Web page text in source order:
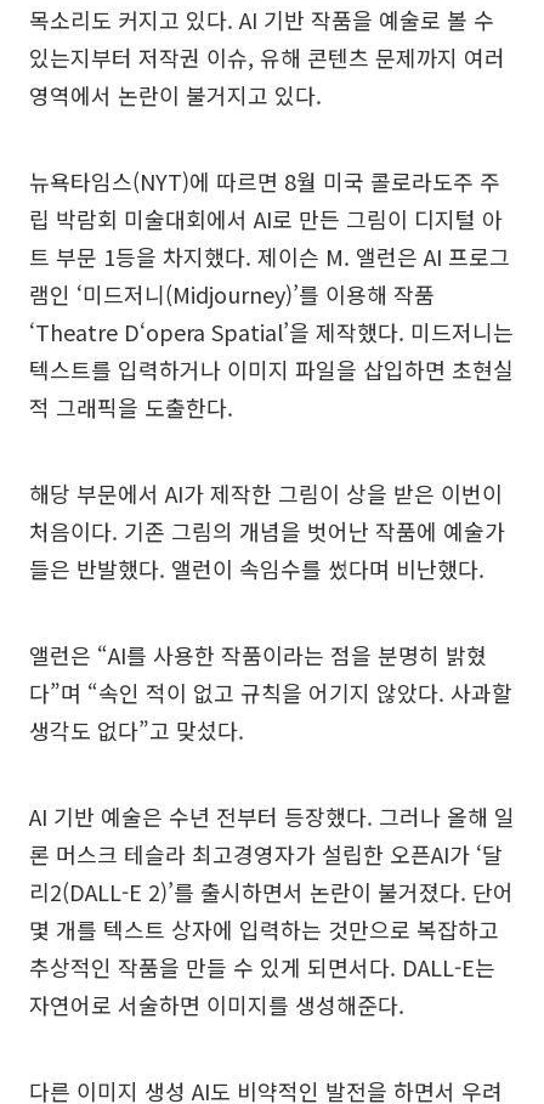
목소리도 커지고 있다. AI 기반 작품을 예술로 볼 수
있는지부터 저작권 이슈, 유해 콘텐츠 문제까지 여러
영역에서 논란이 불거지고 있다.
뉴욕타임스(NYT)에 따르면 8월 미국 콜로라도주 주
립 박람회 미술대회에서 AI로 만든 그림이 디지털 아
트 부문 1등을 차지했다. 제이슨 M. 앨런은 AI 프로그
램인 ‘미드저니(Midjourney)’를 이용해 작품
‘Theatre D‘opera Spatial’을 제작했다. 미드저니는
텍스트를 입력하거나 이미지 파일을 삽입하면 초현실
적 그래픽을 도출한다.
해당 부문에서 AI가 제작한 그림이 상을 받은 이번이
처음이다. 기존 그림의 개념을 벗어난 작품에 예술가
들은 반발했다. 앨런이 속임수를 썼다며 비난했다.
앨런은 “AI를 사용한 작품이라는 점을 분명히 밝혔
다”며 “속인 적이 없고 규칙을 어기지 않았다. 사과할
생각도 없다”고 맞섰다.
AI 기반 예술은 수년 전부터 등장했다. 그러나 올해 일
론 머스크 테슬라 최고경영자가 설립한 오픈AI가 ‘달
리2(DALL-E 2)’를 출시하면서 논란이 불거졌다. 단어
몇 개를 텍스트 상자에 입력하는 것만으로 복잡하고
추상적인 작품을 만들 수 있게 되면서다. DALL-E는
자연어로 서술하면 이미지를 생성해준다.
다른 이미지 생성 AI도 비약적인 발전을 하면서 우려